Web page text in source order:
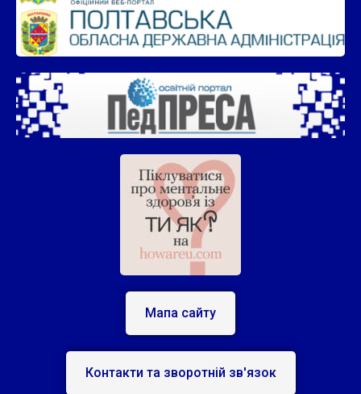
Мапа сайту
Контакти та зворотній зв'язок